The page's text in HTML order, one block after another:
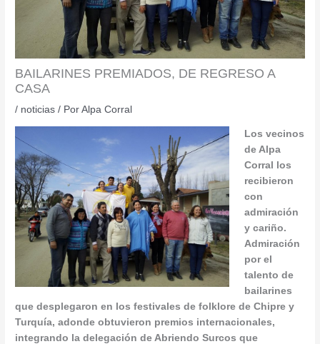
BAILARINES PREMIADOS, DE REGRESO A
CASA
/ noticias / PorAlpa Corral
Los vecinos
de Alpa
Corral los
recibieron
con
admiración
y cariño.
Admiración
por el
talento de
bailarines
que desplegaron en los festivales de folklore de Chipre y
Turquía, adonde obtuvieron premios internacionales,
integrando la delegación de Abriendo Surcos que